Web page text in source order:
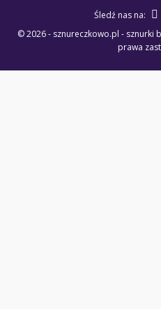
© 2026 - sznureczkowo.pl - sznurki
prawa
Śledź nas na: